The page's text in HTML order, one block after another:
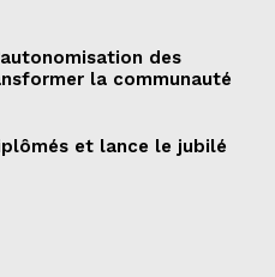
des
la communauté
et lance le jubilé